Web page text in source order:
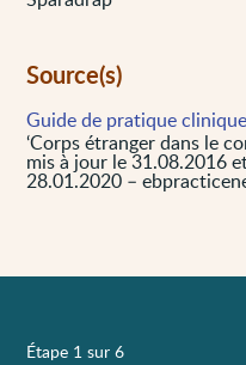
Source(s)
Guide de pratique
‘Corps étranger dans le
mis à jour le 31.08.2016
28.01.2020 –
Étape 1 sur 6